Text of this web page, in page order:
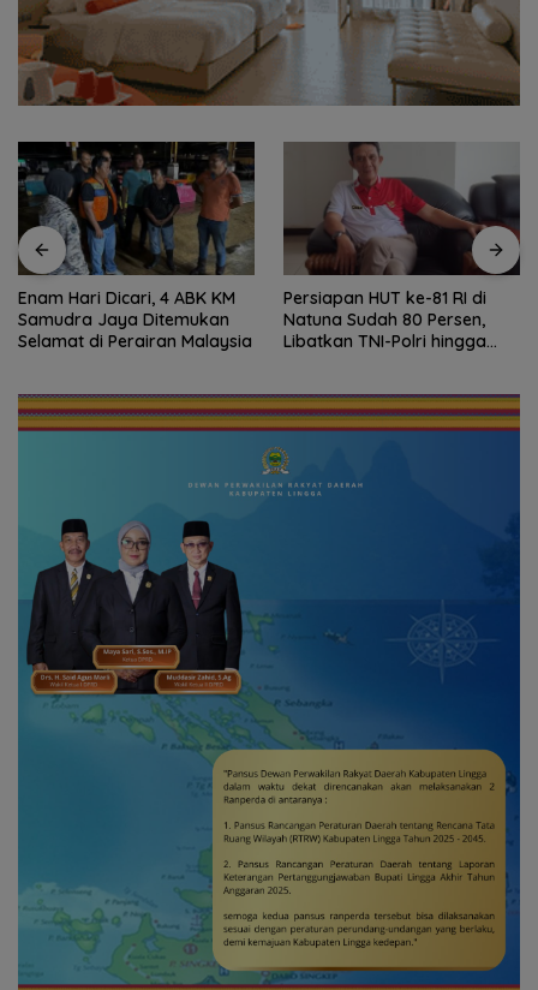
Enam Hari Dicari, 4 ABK KM
Samudra Jaya Ditemukan
Selamat di Perairan Malaysia
Persiapan HUT ke-81 RI di
Natuna Sudah 80 Persen,
Libatkan TNI-Polri hingga